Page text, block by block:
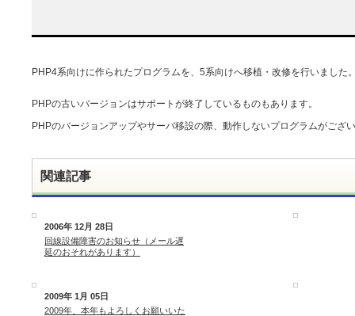
PHP4系向けに作られたプログラムを、5系向けへ移植・改修を行いました
PHPの古いバージョンはサポートが終了しているものもあります。
PHPのバージョンアップやサーバ移設の際、動作しないプログラムがござ
関連記事
2006年 12月 28日
回線設備障害のお知らせ（メール遅
延のおそれがあります）
2009年 1月 05日
2009年、本年もよろしくお願いいた